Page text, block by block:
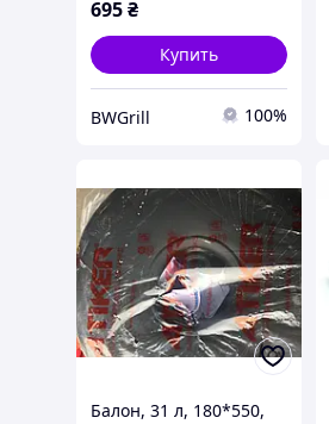
695₴
Купить
BWGrill 100%
Балон, 31 л, 180*550,